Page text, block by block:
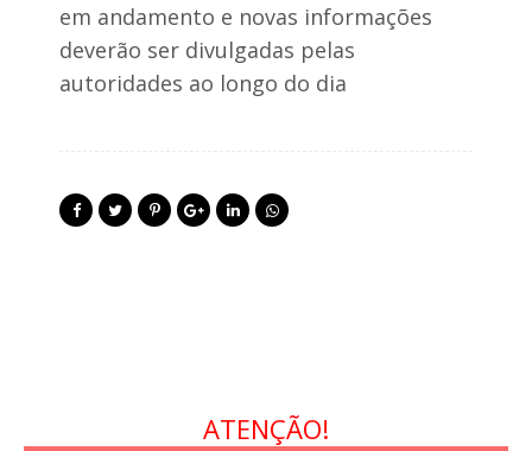
em andamento e novas informações
deverão ser divulgadas pelas
autoridades ao longo do dia
ATENÇÃO!